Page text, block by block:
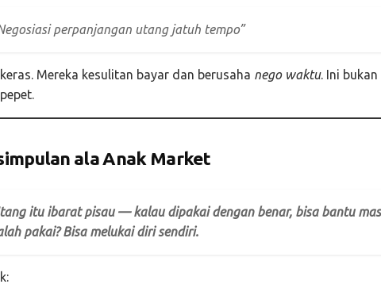
perpanjangan utang jatuh tempo”
Mereka kesulitan bayar dan berusaha nego waktu. Ini
ala Anak Market
itu ibarat pisau — kalau dipakai dengan benar, bisa bantu
pakai? Bisa melukai diri sendiri.